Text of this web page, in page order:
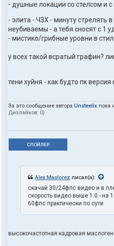
- душные локации со стелсом и с
- элита - ЧЗХ - минуту стрелять в
неубиваемы - а тебя сносят с 1
- мистико/грибные уровни в
у всех такой всратый графин?
тени хуйня - как будто пк
За это сообщение автора Unsteelix пока
Дизлайков: 0)
СПОЙЛЕР
Alex Maslorez писал(а):
скачай 30/24фпс видео и в
скорость видео выше 1.0 - на
60фпс практически по сути
высокочастотная кадровая